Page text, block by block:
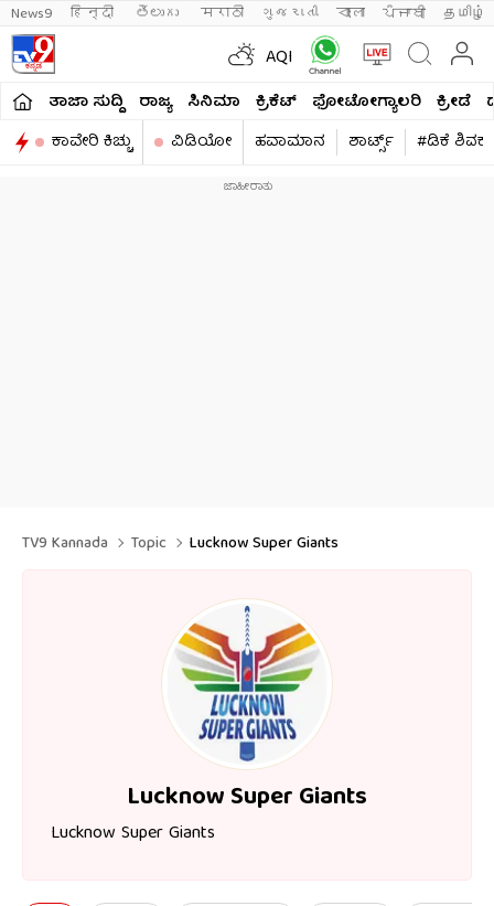
News9 हिन्दी తెలుగు मराठी ગુજરાતી বাংলা ਪੰਜਾਬੀ தமிழ்
AQI
ತಾಜಾ ಸುದ್ದಿ ರಾಜ್ಯ ಸಿನಿಮಾ ಕ್ರಿಕೆಟ್​ ಫೋಟೋಗ್ಯಾಲರಿ ಕ್ರೀಡೆ
ಕಾವೇರಿ ಕಿಚ್ಚು
ವಿಡಿಯೋ ಹವಾಮಾನ ಶಾರ್ಟ್ಸ್​ #ಡಿಕೆ
TV9 Kannada Topic Lucknow Super Giants
Lucknow Super Giants
Lucknow Super Giants